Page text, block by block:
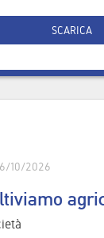
SCARICA
10/2026